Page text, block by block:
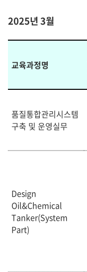
2025년 3월
교육과정명
품질통합관리시스템
구축 및 운영실무
Design
Oil&Chemical
Tanker(System
Part)